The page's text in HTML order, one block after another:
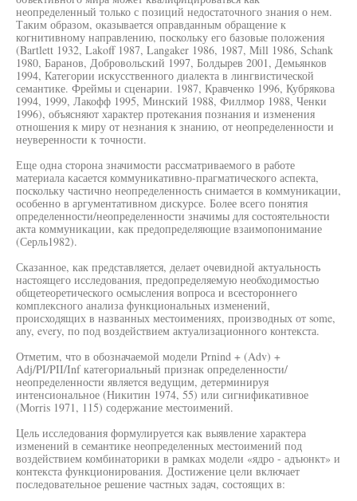
неопределенный только с позиций недостаточного знания о нем.
Таким образом, оказывается оправданным обращение к
когнитивному направлению, поскольку его базовые положения
(Bartlett 1932, Lakoff 1987, Langaker 1986, 1987, Mill 1986, Schank
1980, Баранов, Добровольский 1997, Болдырев 2001, Демьянков
1994, Категории искусственного диалекта в лингвистической
семантике. Фреймы и сценарии. 1987, Кравченко 1996, Кубрякова
1994, 1999, Лакофф 1995, Минский 1988, Филлмор 1988, Ченки
1996), объясняют характер протекания познания и изменения
отношения к миру от незнания к знанию, от неопределенности и
неуверенности к точности.
Еще одна сторона значимости рассматриваемого в работе
материала касается коммуникативно-прагматического аспекта,
поскольку частично неопределенность снимается в коммуникации,
особенно в аргументативном дискурсе. Более всего понятия
определенности/неопределенности значимы для состоятельности
акта коммуникации, как предопределяющие взаимопонимание
(Серль1982).
Сказанное, как представляется, делает очевидной актуальность
настоящего исследования, предопределяемую необходимостью
общетеоретического осмысления вопроса и всестороннего
комплексного анализа функциональных изменений,
происходящих в названных местоимениях, производных от some,
any, every, по под воздействием актуализационного контекста.
Отметим, что в обозначаемой модели Prnind + (Adv) +
Adj/PI/PII/Inf категориальный признак определенности/
неопределенности является ведущим, детерминируя
интенсиональное (Никитин 1974, 55) или сигнификативное
(Morris 1971, 115) содержание местоимений.
Цель исследования формулируется как выявление характера
изменений в семантике неопределенных местоимений под
воздействием комбинаторики в рамках модели «ядро - адъюнкт» и
контекста функционирования. Достижение цели включает
последовательное решение частных задач, состоящих в: